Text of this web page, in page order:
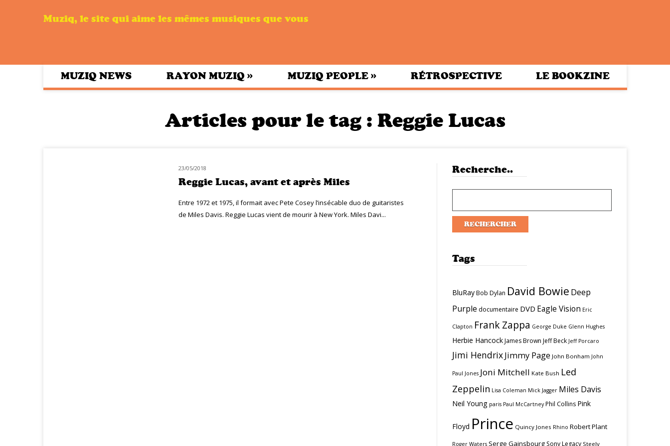
Muziq, le site qui aime les mêmes musiques que vous
MUZIQ NEWS RAYON MUZIQ » MUZIQ PEOPLE » RÉTROSPECTIVE LE BOOKZINE
Articles pour le tag : Reggie Lucas
23/05/2018
Reggie Lucas, avant et après Miles
Entre 1972 et 1975, il formait avec Pete Cosey l’insécable duo de guitaristes
de Miles Davis. Reggie Lucas vient de mourir à New York. Miles Davi...
Recherche..
Tags
BluRay Bob Dylan David Bowie Deep
Purple documentaire DVD Eagle Vision Eric
Clapton Frank Zappa George Duke Glenn Hughes
Herbie Hancock James Brown Jeff Beck Jeff Porcaro
Jimi HendrixJimmy Page John Bonham John
Paul Jones Joni Mitchell Kate Bush Led
Zeppelin Lisa Coleman Mick Jagger Miles Davis
Neil Young paris Paul McCartney Phil Collins Pink
Floyd Prince Quincy Jones Rhino Robert Plant
Roger Waters Serge Gainsbourg Sony Legacy Steely